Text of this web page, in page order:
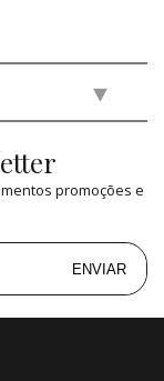
promoções e
ENVIAR